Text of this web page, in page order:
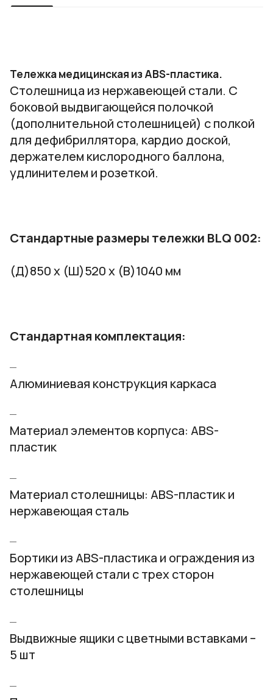
Тележка медицинская из ABS-пластика.
Столешница из нержавеющей стали. С
боковой выдвигающейся полочкой
(дополнительной столешницей) с полкой
для дефибриллятора, кардио доской,
держателем кислородного баллона,
удлинителем и розеткой.
Стандартные размеры тележки BLQ 002:
(Д)850 х (Ш)520 х (В)1040 мм
Стандартная комплектация:
Алюминиевая конструкция каркаса
Материал элементов корпуса: ABS-
пластик
Материал столешницы: ABS-пластик и
нержавеющая сталь
Бортики из ABS-пластика и ограждения из
нержавеющей стали с трех сторон
столешницы
Выдвижные ящики с цветными вставками –
5 шт